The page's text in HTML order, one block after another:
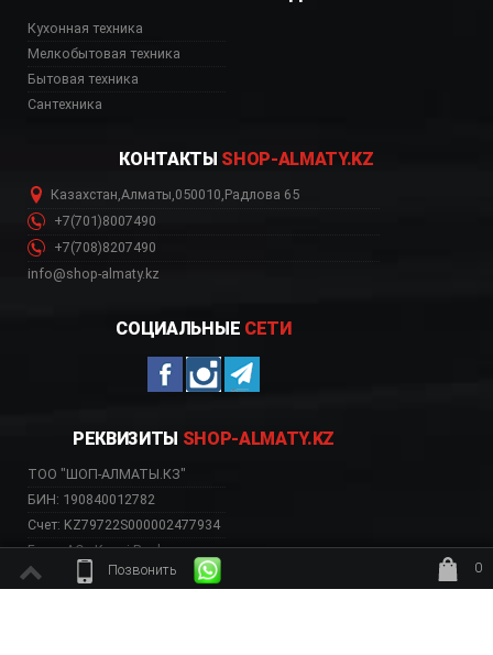
Позвонить
0
ждёт заказ
Кухонная техника
Мелкобытовая техника
Бытовая техника
Сантехника
КОНТАКТЫ SHOP-ALMATY.KZ
Казахстан,Алматы,050010,Радлова 65
+7(701)8007490
+7(708)8207490
info@shop-almaty.kz
СОЦИАЛЬНЫЕ СЕТИ
РЕКВИЗИТЫ SHOP-ALMATY.KZ
ТОО "ШОП-АЛМАТЫ.КЗ"
БИН: 190840012782
Счет: KZ79722S000002477934
Банк: АО «Kaspi Bank»
БИК: CASPKZKA